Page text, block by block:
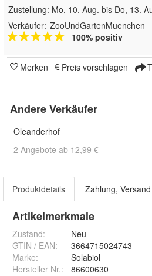
Zustellung: Mo, 10. Aug. bis Do, 13.
Verkäufer: ZooUndGartenMuenchen
100% positiv
Merken Preis vorschlagen
Andere Verkäufer
Oleanderhof
2 Angebote ab 12,99 €
Produktdetails Zahlung,
Artikelmerkmale
Zustand:
Neu
GTIN / EAN:
3664715024743
Marke:
Solabiol
Hersteller Nr.:
86600630